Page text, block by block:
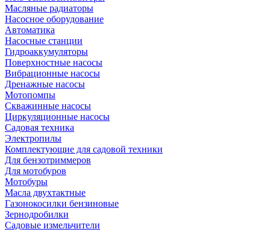
Масляные радиаторы
Насосное оборудование
Автоматика
Насосные станции
Гидроаккумуляторы
Поверхностные насосы
Вибрационные насосы
Дренажные насосы
Мотопомпы
Скважинные насосы
Циркуляционные насосы
Садовая техника
Электропилы
Комплектующие для садовой техники
Для бензотриммеров
Для мотобуров
Мотобуры
Масла двухтактные
Газонокосилки бензиновые
Зернодробилки
Садовые измельчители